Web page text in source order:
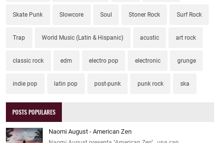
Skate Punk Slowcore Soul Stoner Rock Surf Rock
Trap World Music (Latin & Hispanic) acustic art rock
classic rock edm electro pop electronic grunge
indie pop latin pop post-punk punk rock ska
POSTS POPULARES
Naomi August - American Zen